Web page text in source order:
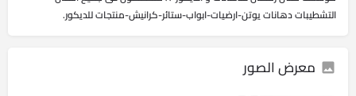
التشطيبات دهانات يوتن-ارضيات-ابواب-ستائر-كرانيش-منتجات للديكور.
معرض الصور